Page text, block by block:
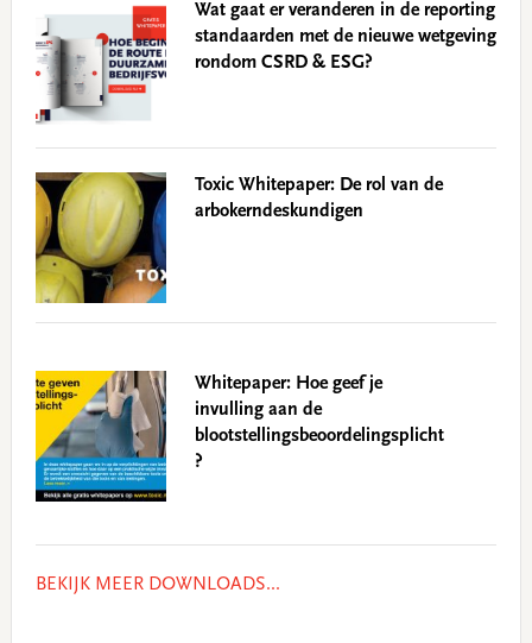
Wat gaat er veranderen in de reporting
standaarden met de nieuwe wetgeving
rondom CSRD & ESG?
Toxic Whitepaper: De rol van de
arbokerndeskundigen
Whitepaper: Hoe geef je
invulling aan de
blootstellingsbeoordelingsplicht
?
BEKIJK MEER DOWNLOADS...